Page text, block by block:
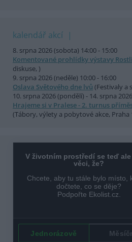
kalendář akcí
8. srpna 2026 (sobota) 14:00 - 15:00
Komentované prohlídky výstavy
diskuse, )
9. srpna 2026 (neděle) 10:00 - 16:00
Oslava Světového dne lvů (Festivaly a
10. srpna 2026 (pondělí) - 14. srpna
Hrajeme si v Pralese - 2. turnus
(Tábory, výlety a pobytové akce, Praha